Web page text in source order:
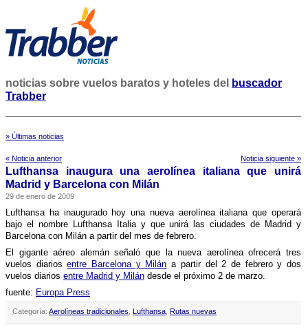
noticias sobre vuelos baratos y hoteles del
buscador
Trabber
» Últimas noticias
« Noticia anterior Noticia siguiente »
Lufthansa inaugura una aerolí­nea italiana que unirá
Madrid y Barcelona con Milán
29 de enero de 2009
Lufthansa ha inaugurado hoy una nueva aerolí­nea italiana que operará
bajo el nombre Lufthansa Italia y que unirá las ciudades de Madrid y
Barcelona con Milán a partir del mes de febrero.
El gigante aéreo alemán señaló que la nueva aerolí­nea ofrecerá tres
vuelos diariosentre Barcelona y Milán a partir del 2 de febrero y dos
vuelos diarios entre Madrid y Milán desde el próximo 2 de marzo.
fuente: Europa Press
Categoría: Aerolíneas tradicionales Lufthansa Rutas nuevas